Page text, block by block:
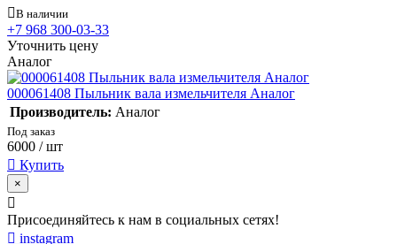
В наличии
+7 968 300-03-33
Уточнить цену
Аналог
000061408 Пыльник вала измельчителя Аналог
Производитель: Аналог
Под заказ
6000 / шт
Купить
×
Присоединяйтесь к нам в социальных сетях!
instagram